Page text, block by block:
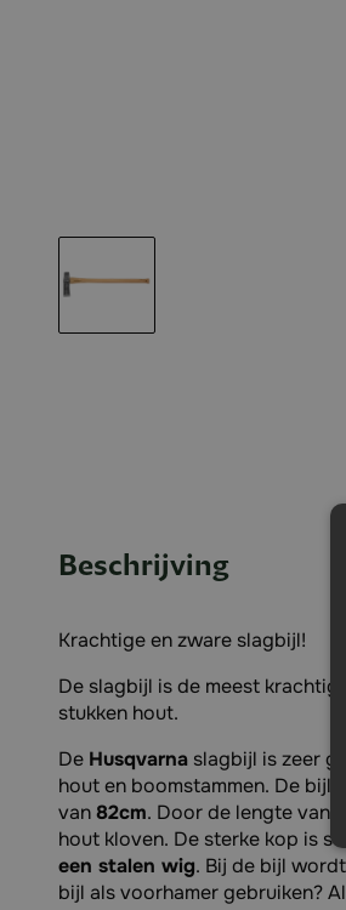
Beschrijving
Krachtige en zware slagbijl!
De slagbijl is de meest
stukken hout.
De Husqvarna slagbijl is zeer
hout en boomstammen. De bijl
van82cm. Door de lengte van
hout kloven. De sterke kop is
een stalen wig. Bij de bijl
bijl als voorhamer gebruiken?